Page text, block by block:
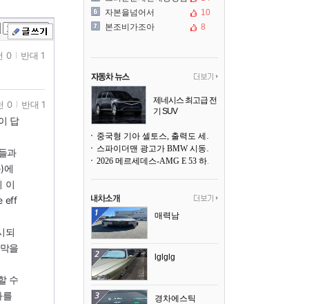
0 반대 1
답
과
에
이
eff
되
을
수
를
0 반대 1
자본을넘어서
10
본조비가조아
8
제네시스 최고급 전
기 SUV
중국형 기아 셀토스, 출력도 세지고 27인치 초대형 디스플레이까지
스파이더맨 광고가 BMW 시동화면을 점령하다, 오너들은 불만
2026 메르세데스-AMG E 53 하이브리드 왜건 시승기
매력남
lglglg
경차에스틱